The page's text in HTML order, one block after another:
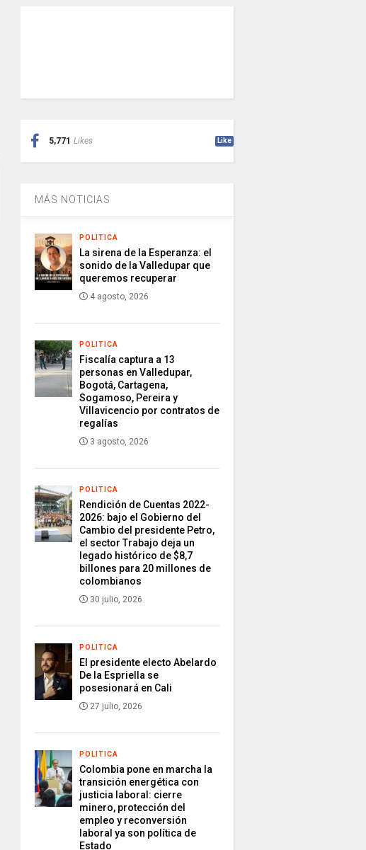
5,771 Likes Like
MÁS NOTICIAS
POLITICA
La sirena de la Esperanza: el
sonido de la Valledupar que
queremos recuperar
4 agosto, 2026
POLITICA
Fiscalía captura a 13
personas en Valledupar,
Bogotá, Cartagena,
Sogamoso, Pereira y
Villavicencio por contratos de
regalías
3 agosto, 2026
POLITICA
Rendición de Cuentas 2022-
2026: bajo el Gobierno del
Cambio del presidente Petro,
el sector Trabajo deja un
legado histórico de $8,7
billones para 20 millones de
colombianos
30 julio, 2026
POLITICA
El presidente electo Abelardo
De la Espriella se
posesionará en Cali
27 julio, 2026
POLITICA
Colombia pone en marcha la
transición energética con
justicia laboral: cierre
minero, protección del
empleo y reconversión
laboral ya son política de
Estado